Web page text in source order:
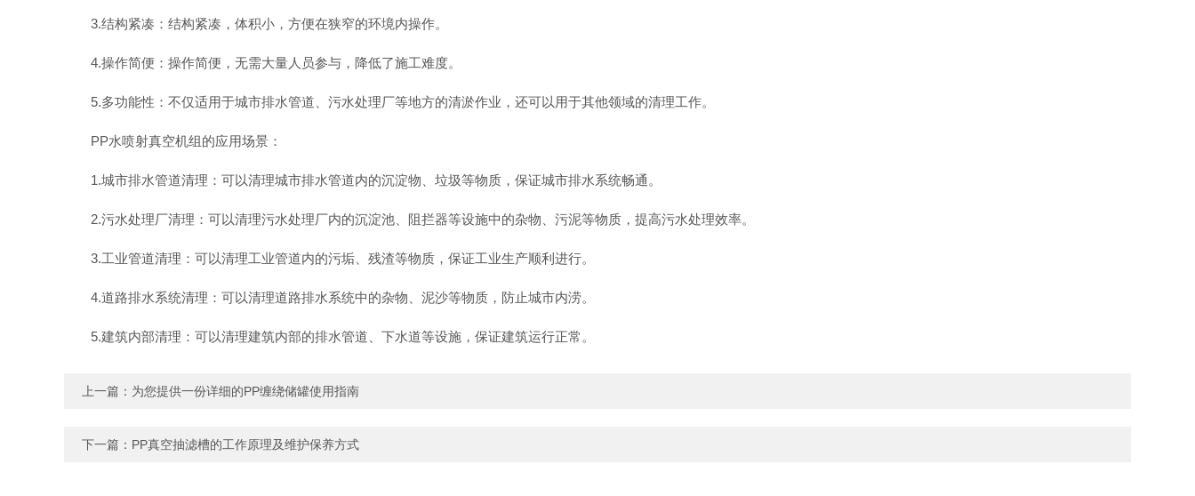
3.结构紧凑：结构紧凑，体积小，方便在狭窄的环境内操作。
4.操作简便：操作简便，无需大量人员参与，降低了施工难度。
5.多功能性：不仅适用于城市排水管道、污水处理厂等地方的清淤作业，还可以用于其他领域的清理工作。
PP水喷射真空机组的应用场景：
1.城市排水管道清理：可以清理城市排水管道内的沉淀物、垃圾等物质，保证城市排水系统畅通。
2.污水处理厂清理：可以清理污水处理厂内的沉淀池、阻拦器等设施中的杂物、污泥等物质，提高污水处理效率。
3.工业管道清理：可以清理工业管道内的污垢、残渣等物质，保证工业生产顺利进行。
4.道路排水系统清理：可以清理道路排水系统中的杂物、泥沙等物质，防止城市内涝。
5.建筑内部清理：可以清理建筑内部的排水管道、下水道等设施，保证建筑运行正常。
上一篇： 为您提供一份详细的PP缠绕储罐使用指南
下一篇： PP真空抽滤槽的工作原理及维护保养方式